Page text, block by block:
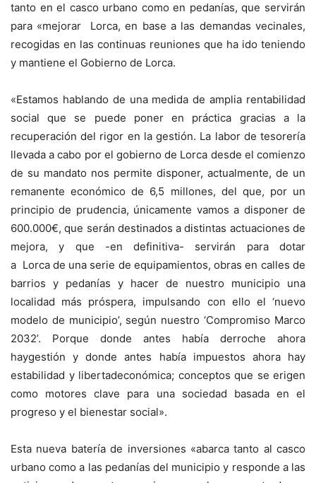
tanto en el casco urbano como en pedanías, que servirán
para «mejorar Lorca, en base a las demandas vecinales,
recogidas en las continuas reuniones que ha ido teniendo
y mantiene el Gobierno de Lorca.
«Estamos hablando de una medida de amplia rentabilidad
social que se puede poner en práctica gracias a la
recuperación del rigor en la gestión. La labor de tesorería
llevada a cabo por el gobierno de Lorca desde el comienzo
de su mandato nos permite disponer, actualmente, de un
remanente económico de 6,5 millones, del que, por un
principio de prudencia, únicamente vamos a disponer de
600.000€, que serán destinados a distintas actuaciones de
mejora, y que -en definitiva- servirán para dotar
a Lorcade una serie de equipamientos, obras en calles de
barrios y pedanías y hacer de nuestro municipio una
localidad más próspera, impulsando con ello el ‘nuevo
modelo de municipio’, según nuestro ‘Compromiso Marco
2032’. Porque donde antes había derroche ahora
haygestión y donde antes había impuestos ahora hay
estabilidad y libertadeconómica; conceptos que se erigen
como motores clave para una sociedad basada en el
progreso y el bienestar social».
Esta nueva batería de inversiones «abarca tanto al casco
urbano como a las pedanías del municipio y responde a las